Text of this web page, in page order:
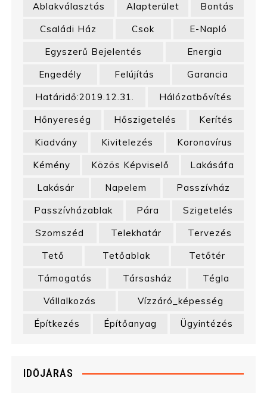
Ablakválasztás
Alapterület
Bontás
Családi Ház
Csok
E-Napló
Egyszerű Bejelentés
Energia
Engedély
Felújítás
Garancia
Határidő:2019.12.31.
Hálózatbővítés
Hőnyereség
Hőszigetelés
Kerítés
Kiadvány
Kivitelezés
Koronavírus
Kémény
Közös Képviselő
Lakásáfa
Lakásár
Napelem
Passzívház
Passzívházablak
Pára
Szigetelés
Szomszéd
Telekhatár
Tervezés
Tető
Tetőablak
Tetőtér
Támogatás
Társasház
Tégla
Vállalkozás
Vízzáró_képesség
Építkezés
Építőanyag Ügyintézés
IDŐJÁRÁS